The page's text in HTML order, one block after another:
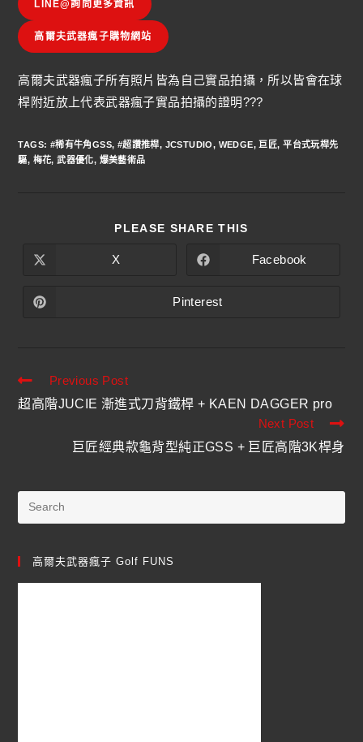
LINE@詢問更多資訊
高爾夫武器瘋子購物網站
高爾夫武器瘋子所有照片皆為自己實品拍攝，所以皆會在球
桿附近放上代表武器瘋子實品拍攝的證明???
TAGS: #稀有牛角GSS, #超讚推桿, JCSTUDIO, WEDGE, 巨匠, 平台式玩桿先
驅, 梅花, 武器優化, 爆美藝術品
PLEASE SHARE THIS
X Facebook
Pinterest
Previous Post
超高階JUCIE 漸進式刀背鐵桿 + KAEN DAGGER pro
Next Post
巨匠經典款龜背型純正GSS + 巨匠高階3K桿身
高爾夫武器瘋子 Golf FUNS